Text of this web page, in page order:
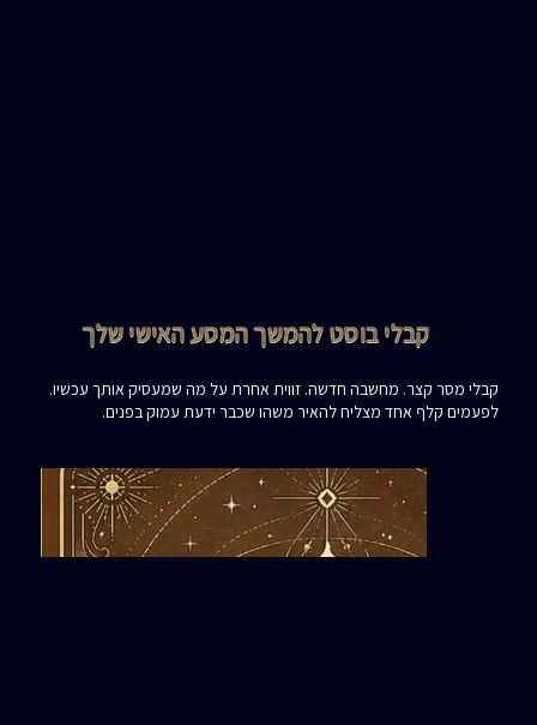
קבלי בוסט להמשך המסע האישי שלך
קבלי מסר קצר. מחשבה חדשה. זווית אחרת על מה שמעסיק אותך עכשיו.
לפעמים קלף אחד מצליח להאיר משהו שכבר ידעת עמוק בפנים.